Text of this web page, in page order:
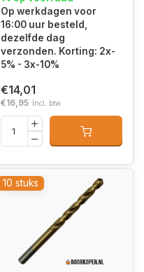
Op werkdagen voor
16:00 uur besteld,
dezelfde dag
verzonden. Korting: 2x-
5% - 3x-10%
€14,01
€16,95 Incl. btw
10 stuks